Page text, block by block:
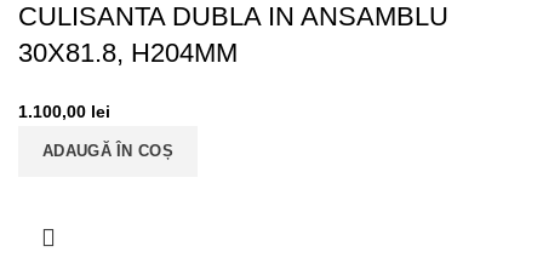
CULISANTA DUBLA IN ANSAMBLU
30X81.8, H204MM
1.100,00 lei
ADAUGĂ ÎN COȘ